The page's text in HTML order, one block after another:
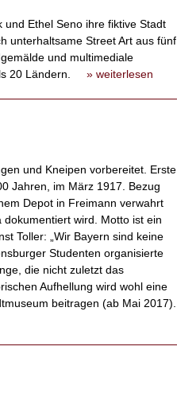
Ethel Seno ihre fiktive Stadt
unterhaltsame Street Art aus fünf
und multimediale
20 Ländern. » weiterlesen
und Kneipen vorbereitet. Erste
Jahren, im März 1917. Bezug
Depot in Freimann verwahrt
wird. Motto ist ein
Toller: „Wir Bayern sind keine
Studenten organisierte
die nicht zuletzt das
Aufhellung wird wohl eine
beitragen (ab Mai 2017).